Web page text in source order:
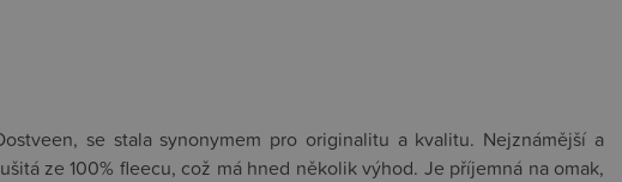
se stala synonymem pro originalitu a kvalitu. Nejznámější a
ze 100% fleecu, což má hned několik výhod. Je příjemná na omak,